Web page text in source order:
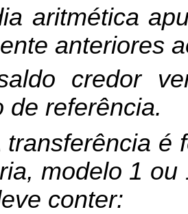
aritmética
anteriores
credor
de referência.
transferência é
modelo 1
conter: